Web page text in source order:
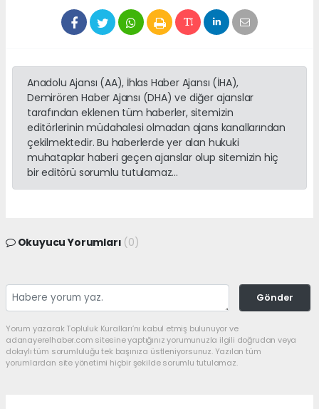
Anadolu Ajansı (AA), İhlas Haber Ajansı (İHA),
Demirören Haber Ajansı (DHA) ve diğer ajanslar
tarafından eklenen tüm haberler, sitemizin
editörlerinin müdahalesi olmadan ajans kanallarından
çekilmektedir. Bu haberlerde yer alan hukuki
muhataplar haberi geçen ajanslar olup sitemizin hiç
bir editörü sorumlu tutulamaz...
Okuyucu Yorumları (0)
Gönder
Yorum yazarak Topluluk Kuralları’nı kabul etmiş bulunuyor ve
adanayerelhaber.com sitesine yaptığınız yorumunuzla ilgili doğrudan veya
dolaylı tüm sorumluluğu tek başınıza üstleniyorsunuz. Yazılan tüm
yorumlardan site yönetimi hiçbir şekilde sorumlu tutulamaz.